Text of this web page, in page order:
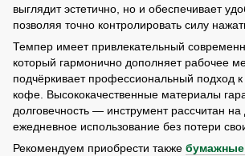
выглядит эстетично, но и обеспечивает
позволяя точно контролировать силу
Темпер имеет привлекательный
который гармонично дополняет рабочее
подчёркивает профессиональный подход
кофе. Высококачественные материалы
долговечность — инструмент рассчитан на
ежедневное использование без потери
Рекомендуем приобрести также бумажные